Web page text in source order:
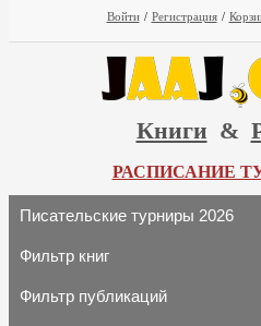
Войти / Регистрация /
Книги &
РАСПИСАНИЕ
Писательские турниры 2026
Фильтр книг
Фильтр публикаций